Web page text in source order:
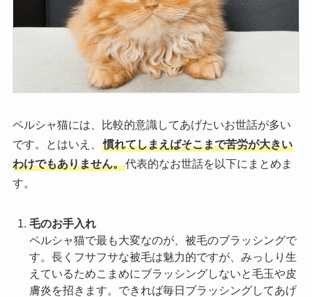
ペルシャ猫には、比較的意識してあげたいお世話が多い
です。とはいえ、
慣れてしまえばそこまで苦労が大きい
わけでもありません。代表的なお世話を以下にまとめま
す。
毛のお手入れ
ペルシャ猫で最も大変なのが、被毛のブラッシングで
す。長くフサフサな被毛は魅力的ですが、みっしり生
えているためこまめにブラッシングしないと毛玉や皮
膚炎を招きます。できれば毎日ブラッシングしてあげ